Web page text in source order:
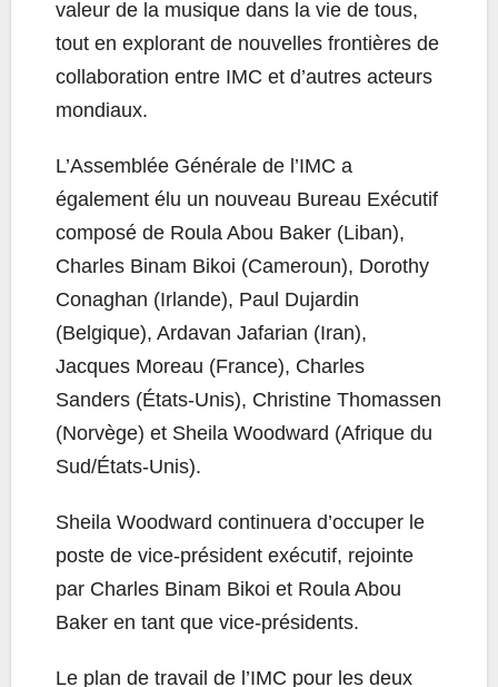
valeur de la musique dans la vie de tous,
tout en explorant de nouvelles frontières de
collaboration entre IMC et d’autres acteurs
mondiaux.
L’Assemblée Générale de l’IMC a
également élu un nouveau Bureau Exécutif
composé de Roula Abou Baker (Liban),
Charles Binam Bikoi (Cameroun), Dorothy
Conaghan (Irlande), Paul Dujardin
(Belgique), Ardavan Jafarian (Iran),
Jacques Moreau (France), Charles
Sanders (États-Unis), Christine Thomassen
(Norvège) et Sheila Woodward (Afrique du
Sud/États-Unis).
Sheila Woodward continuera d’occuper le
poste de vice-président exécutif, rejointe
par Charles Binam Bikoi et Roula Abou
Baker en tant que vice-présidents.
Le plan de travail de l’IMC pour les deux